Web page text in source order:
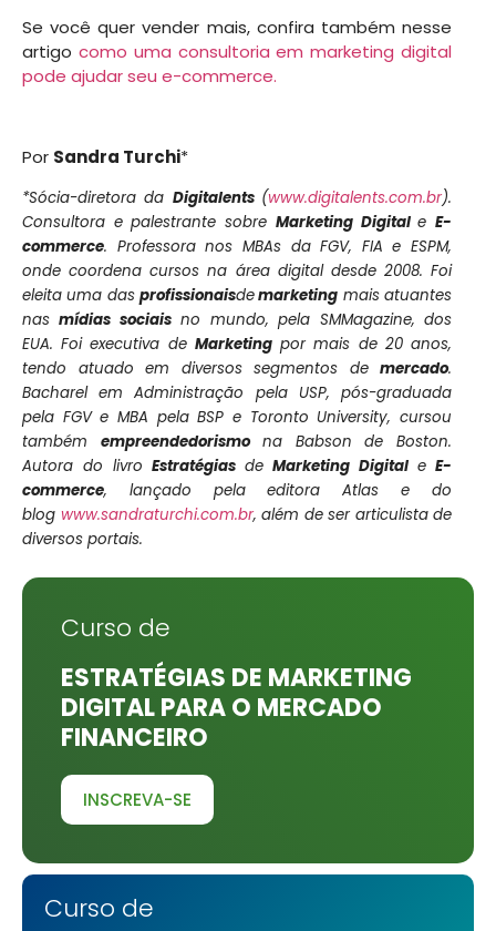
Se você quer vender mais, confira também nesse
artigo como uma consultoria em marketing digital
pode ajudar seu e-commerce.
Por Sandra Turchi*
*Sócia-diretora da Digitalents (www.digitalents.com.br).
Consultora e palestrante sobre Marketing DigitaleE-
commerce. Professora nos MBAs da FGV, FIA e ESPM,
onde coordena cursos na área digital desde 2008. Foi
eleita uma das profissionaisdemarketing mais atuantes
nasmídias sociaisno mundo, pela SMMagazine, dos
EUA. Foi executiva de Marketingpor mais de 20 anos,
tendo atuado em diversos segmentos de mercado.
Bacharel em Administração pela USP, pós-graduada
pela FGV e MBA pela BSP e Toronto University, cursou
também empreendedorismona Babson de Boston.
Autora do livroEstratégias de Marketing Digitale E-
commerce, lançado pela editora Atlas e do
blog www.sandraturchi.com.br, além de ser articulista de
diversos portais.
Curso de
ESTRATÉGIAS DE MARKETING
DIGITAL PARA O MERCADO
FINANCEIRO
INSCREVA-SE
Curso de